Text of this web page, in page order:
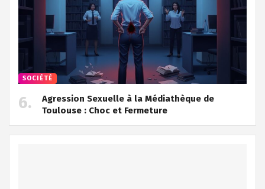
SOCIÉTÉ
Agression Sexuelle à la Médiathèque de
Toulouse : Choc et Fermeture